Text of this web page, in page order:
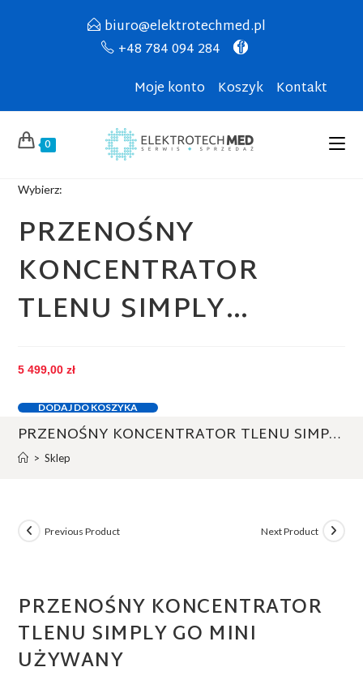
biuro@elektrotechmed.pl
+48 784 094 284
Moje konto
Koszyk Kontakt
0
Wybierz:
PRZENOŚNY
KONCENTRATOR
TLENU SIMPLY…
5 499,00zł
DODAJ DO KOSZYKA
PRZENOŚNY KONCENTRATOR TLENU SIMPLY GO MINI UŻYWANY
> Sklep
Previous Product Next Product
PRZENOŚNY KONCENTRATOR
TLENU SIMPLY GO MINI
UŻYWANY